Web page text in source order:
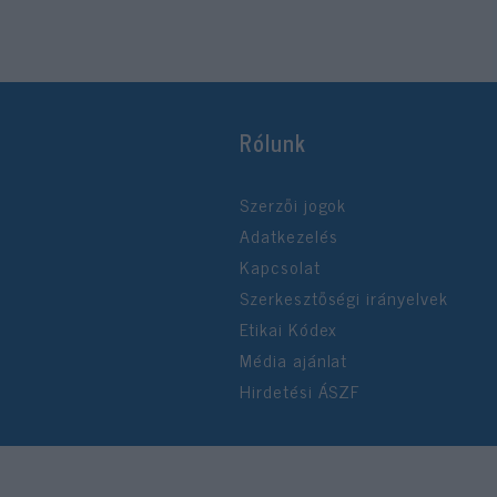
Rólunk
Szerzői jogok
Adatkezelés
Kapcsolat
Szerkesztőségi irányelvek
Etikai Kódex
Média ajánlat
Hirdetési ÁSZF